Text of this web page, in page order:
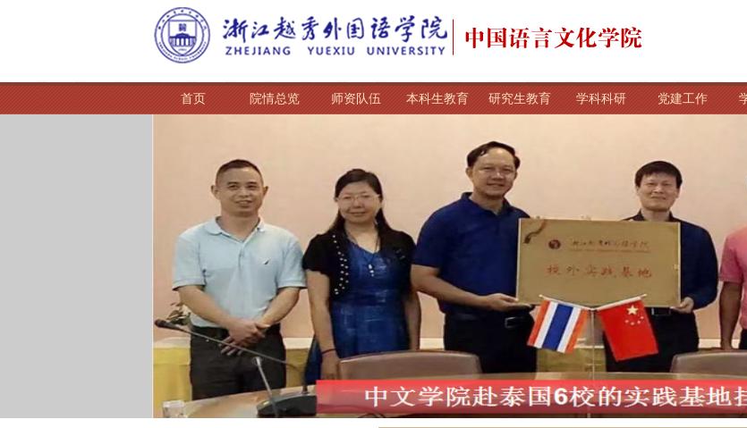
首页 院情总览 师资队伍 本科生教育 研究生教育 学科科研 党建工作